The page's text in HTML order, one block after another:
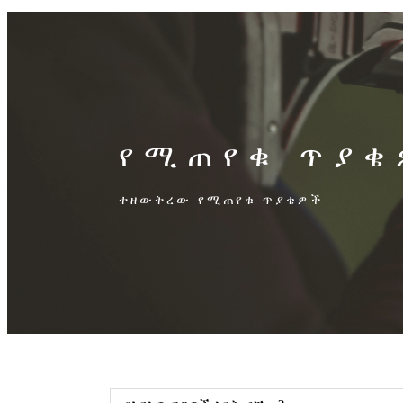
የሚጠየቁ
ተዘውትረው የሚጠየቁ ጥያቄዎች